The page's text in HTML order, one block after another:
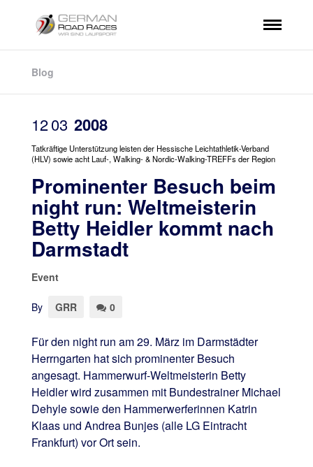
Blog
1203 2008
Tatkräftige Unterstützung leisten der Hessische Leichtathletik-Verband
(HLV) sowie acht Lauf-, Walking- & Nordic-Walking-TREFFs der Region
Prominenter Besuch beim
night run: Weltmeisterin
Betty Heidler kommt nach
Darmstadt
Event
By GRR 0
Für den night run am 29. März im Darmstädter
Herrngarten hat sich prominenter Besuch
angesagt. Hammerwurf-Weltmeisterin Betty
Heidler wird zusammen mit Bundestrainer Michael
Dehyle sowie den Hammerwerferinnen Katrin
Klaas und Andrea Bunjes (alle LG Eintracht
Frankfurt) vor Ort sein.